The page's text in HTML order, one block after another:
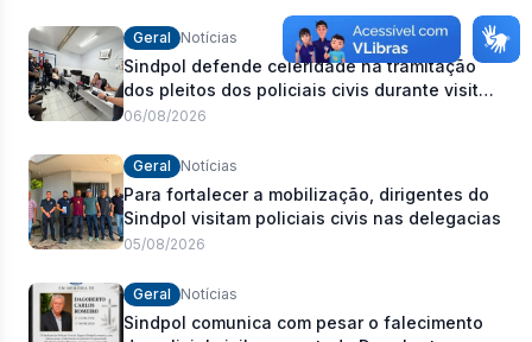
Geral Notícias
Sindpol defende celeridade na tramitação
dos pleitos dos policiais civis durante visita
às delegacias
06/08/2026
Geral Notícias
Para fortalecer a mobilização, dirigentes do
Sindpol visitam policiais civis nas delegacias
05/08/2026
Geral Notícias
Sindpol comunica com pesar o falecimento